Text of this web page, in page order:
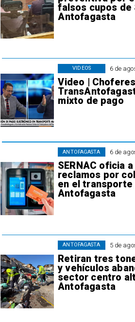
falsos cupos de
Antofagasta
6 de
Video |
mixto de pago
VIDEOS
6 de
SERNAC oficia
reclamos por
en el transporte
Antofagasta
ANTOFAGASTA
5 de
Retiran tres
y vehículos
sector centro
Antofagasta
ANTOFAGASTA